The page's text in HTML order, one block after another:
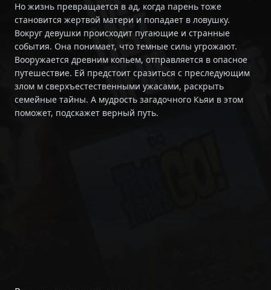
Но жизнь превращается в ад, когда парень тоже
становится жертвой матери и попадает в ловушку.
Вокруг девушки происходит пугающие и странные
события. Она понимает, что темные силы угрожают.
Вооружается древним копьем, отправляется в опасное
путешествие. Ей предстоит сразиться с преследующим
злом м сверхъестественными ужасами, раскрыть
семейные тайны. А мудрость загадочного Кьяи в этом
поможет, подскажет верный путь.